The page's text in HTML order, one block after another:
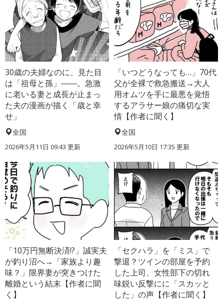
30歳の夫婦なのに、見た目
は「祖母と孫」――。急激
に老いる妻と成長が止まっ
た夫の漫画が描く「歳と幸
せ」
全国
2026年5月11日 09:43 更新
「いつどうなっても…」70代
父が全裸で救急搬送→大人
用オムツを手に最悪を覚悟
するアラサー娘の痛切な実
情【作者に聞く】
全国
2026年5月10日 17:35 更新
「10万円無断決済!?」誠実夫
が釣り沼へ→「家族より趣
味？」限界妻が突きつけた
離婚という結末【作者に聞
く】
「セクハラ」を「ミス」で
撃退？ツインの部屋を予約
した上司、女性部下の切れ
味鋭い反撃にに「スカッと
した」の声【作者に聞く】